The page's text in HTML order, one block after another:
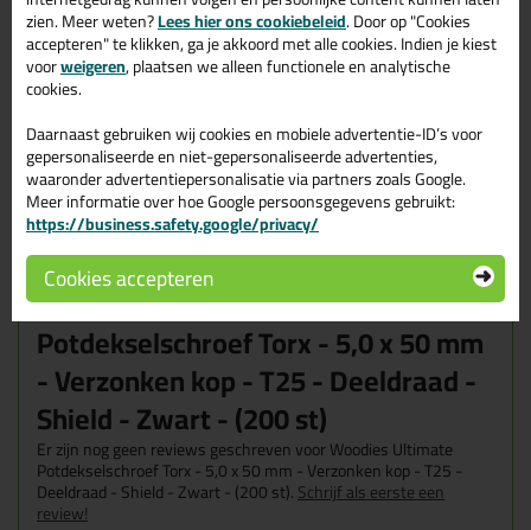
Met GRATIS schroefbitje
Scheurt of splijt hout niet
Extra diepe Torx indruk
Corrosie bestendig
Zwart van kleur
Omschrijving Specificaties
Reviews voor:Woodies Ultimate
Potdekselschroef Torx - 5,0 x 50 mm
- Verzonken kop - T25 - Deeldraad -
Shield - Zwart - (200 st)
Er zijn nog geen reviews geschreven voor Woodies Ultimate
Potdekselschroef Torx - 5,0 x 50 mm - Verzonken kop - T25 -
Deeldraad - Shield - Zwart - (200 st).Schrijf als eerste een
review!
zien. Meer weten?Lees hier ons cookiebeleid. Door op "Cookies
accepteren" te klikken, ga je akkoord met alle cookies. Indien je kiest
voorweigeren, plaatsen we alleen functionele en analytische
cookies.
Daarnaast gebruiken wij cookies en mobiele advertentie-ID’s voor
gepersonaliseerde en niet-gepersonaliseerde advertenties,
waaronder advertentiepersonalisatie via partners zoals Google.
Meer informatie over hoe Google persoonsgegevens gebruikt:
https://business.safety.google/privacy/
Cookies accepteren